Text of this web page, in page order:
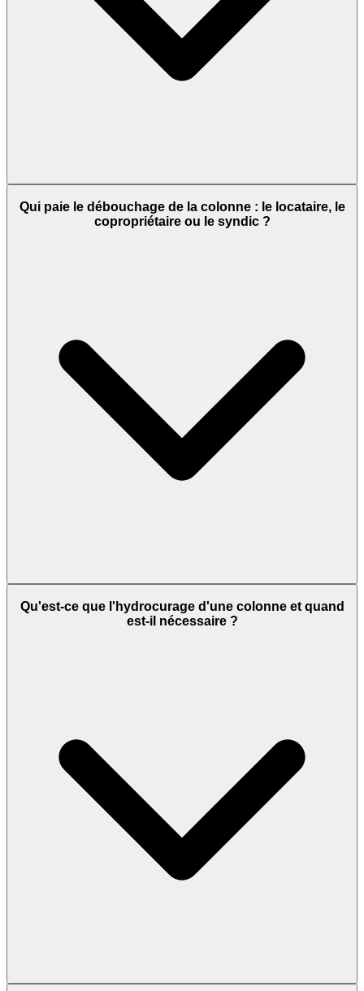
Qui paie le débouchage de la colonne : le locataire, le
copropriétaire ou le syndic ?
Qu'est-ce que l'hydrocurage d'une colonne et quand
est-il nécessaire ?